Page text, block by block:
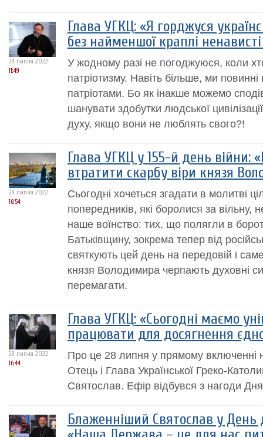
29 липня 2022
11:49
Глава УГКЦ: «Я горджуся
без найменшої краплі
У жодному разі не погоджуюся, коли
патріотизму. Навіть більше, ми
патріотами. Бо як інакше можемо
шанувати здобутки людської
духу, якщо вони не люблять свого?!
28 липня 2022
16:54
Глава УГКЦ у 155-й день війни:
втратити скарбу віри князя
Сьогодні хочеться згадати в молитві
попередників, які боролися за вільну,
наше воїнство: тих, що полягли в
Батьківщину, зокрема тепер від
святкують цей день на передовій і саме
князя Володимира черпають духовні
перемагати.
28 липня 2022
16:44
Глава УГКЦ: «Сьогодні маємо
працювати для досягнення
Про це 28 липня у прямому включенні
Отець і Глава Української Греко-
Святослав. Ефір відбувся з нагоди Дня
Блаженніший Святослав у День